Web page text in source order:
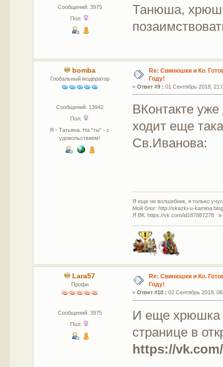
Сообщений: 3975
Пол:
Танюша,
bomba
Глобальный модератор
Сообщений: 13942
Пол:
Я - Татьяна. На "ты" - с
удовольствием!
Re: Свинюшки и Ко.
Году!
«Ответ #9 : 01 Сентябрь 2018,
ВКонтакте
ходит еще
Св.Иванова:
Я еще не волшебник, я только
Мой блог: http://skazki-u-
Я ВК: https://vk.com/id187887278 и
Lara57
Профи
Сообщений: 3975
Пол:
Re: Свинюшки и Ко.
Году!
«Ответ #10 : 02 Сентябрь 2018,
И еще хрюшка
странице в
https://